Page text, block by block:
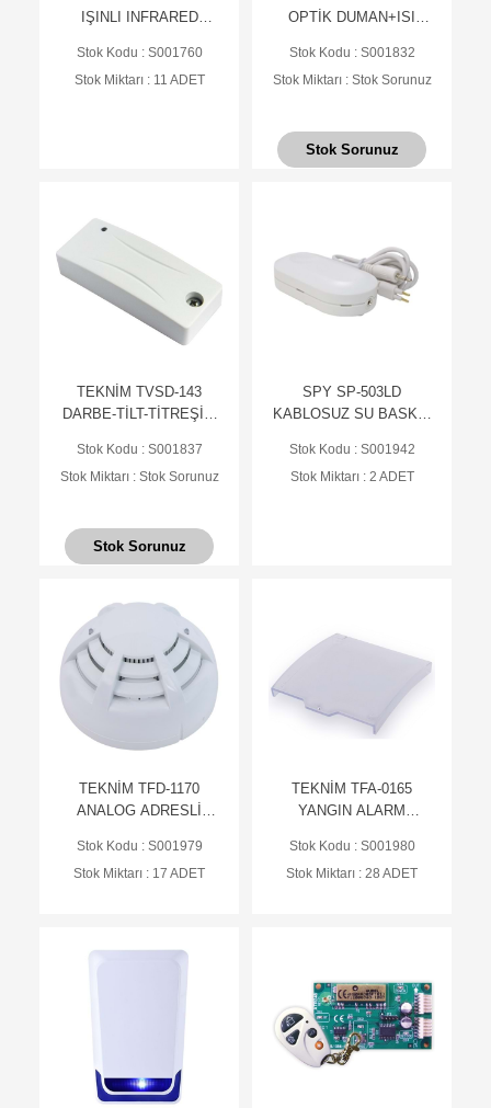
IŞINLI INFRARED
Stok Kodu : S001760
Stok Miktarı : 11 ADET
OPTİK DUMAN+ISI
ALARM SİST.
İÇİN(TABAN HARİÇ)
Stok Kodu : S001832
Stok Miktarı : Stok Sorunuz
Stok Sorunuz
TEKNİM TVSD-143
DARBE-TİLT-TİTREŞİM
Stok Kodu : S001837
Stok Miktarı : Stok Sorunuz
Stok Sorunuz
SPY SP-503LD
KABLOSUZ SU BASKIN
Stok Kodu : S001942
Stok Miktarı : 2 ADET
TEKNİM TFD-1170
ANALOG ADRESLİ
DEDEKTÖRÜ(HARİCİ
BESLEMELİ)
Stok Kodu : S001979
Stok Miktarı : 17 ADET
TEKNİM TFA-0165
YANGIN ALARM
PLASTİK KAPAK
Stok Kodu : S001980
Stok Miktarı : 28 ADET